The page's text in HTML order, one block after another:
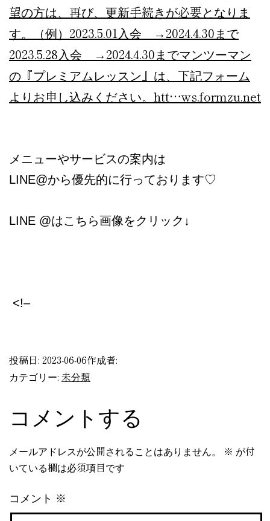
望の方は、再び、更新手続きが必要となりま
す。（例）2023.5.01入会 →2024.4.30まで
2023.5.28入会 →2024.4.30までマンツーマン
の『プレミアムレッスン』は、下記フォーム
よりお申し込みください。htt…ws.formzu.net
メニューやサービスの案内は
LINE@から優先的に行っております♡
LINE @はこちら画像をクリック↓
<!–
投稿日: 2023-06-06作成者:
カテゴリー: 未分類
コメントする
メールアドレスが公開されることはありません。 ※ が付
いている欄は必須項目です
コメント ※